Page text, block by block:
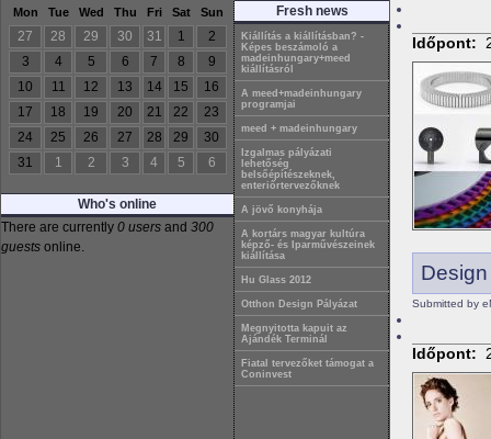
Mon Tue Wed Thu Fri Sat Sun
27 28 29 30 31 1
2
3
4 5 6 7 8
9
10
11 12 13 14 15
16
17
18 19 20 21 22
23
24
25 26 27 28 29
30
31
1 2 3 4 5 6
Who's online
There are currently 0 users and 300
guests online.
Fresh news
Kiállítás a kiállításban? -
Képes beszámoló a
madeinhungary+meed
kiállításról
A meed+madeinhungary
programjai
meed + madeinhungary
Izgalmas pályázati
lehetőség
belsőépítészeknek,
enteriőrtervezőknek
A jövő konyhája
A kortárs magyar kultúra
képző- és Iparművészeinek
kiállítása
Hu Glass 2012
Otthon Design Pályázat
Megnyitotta kapuit az
Ajándék Terminál
Fiatal tervezőket támogat a
Coninvest
Időpont:
Submitted by
Időpont: